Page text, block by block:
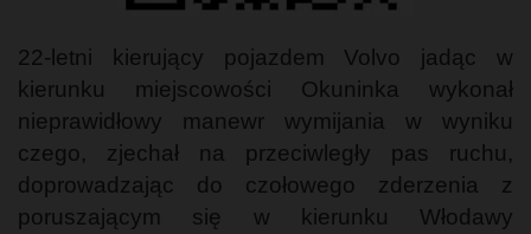
22-letni kierujący pojazdem Volvo jadąc w
kierunku miejscowości Okuninka wykonał
nieprawidłowy manewr wymijania w wyniku
czego, zjechał na przeciwległy pas ruchu,
doprowadzając do czołowego zderzenia z
poruszającym się w kierunku Włodawy